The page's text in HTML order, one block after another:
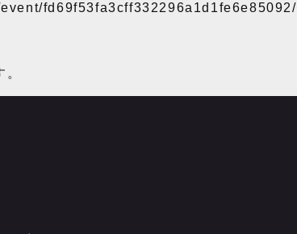
fd69f53fa3cff332296a1d1fe6e85092/